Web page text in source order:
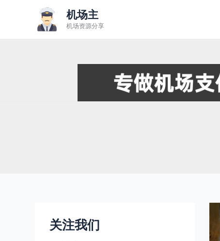
机场主
机场资源分享
关注我们